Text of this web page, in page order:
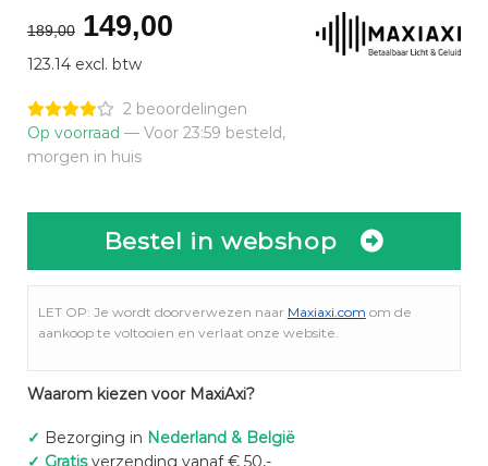
189,00 Oorspronkelijke
prijs
was:
€189,00.
149,00Huidige
€149,00.
123.14 excl. btw
2 beoordelingen
Op voorraad — Voor 23:59 besteld,
morgen in huis
Bestel in webshop
LET OP: Je wordt doorverwezen naar Maxiaxi.com om de
aankoop te voltooien en verlaat onze website.
Waarom kiezen voor MaxiAxi?
✓ Bezorging in Nederland & België
✓ Gratisverzending vanaf € 50,-